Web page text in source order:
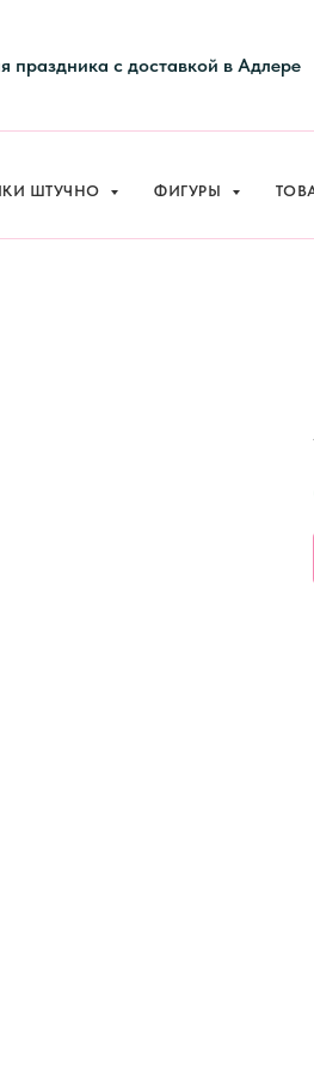
праздника с доставкой в Адлере
ШТУЧНО ФИГУРЫ